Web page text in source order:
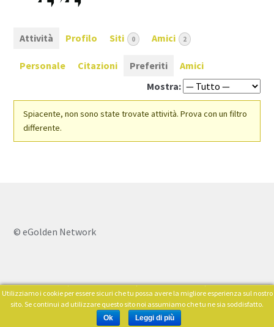
Attività Profilo Siti 0 Amici 2
Personale Citazioni Preferiti
Amici
Mostra:
Spiacente, non sono state trovate attività. Prova con un filtro
differente.
© eGolden Network
Cerca:
Utilizziamo i cookie per essere sicuri che tu possa avere la migliore esperienza sul nostro
sito. Se continui ad utilizzare questo sito noi assumiamo che tu ne sia soddisfatto.
Ok Leggi di più